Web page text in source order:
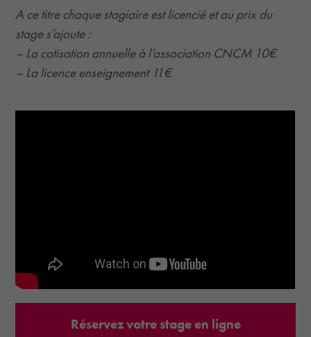
A ce titre chaque stagiaire est licencié et au prix du
stage s’ajoute :
– La cotisation annuelle à l’association CNCM 10€
– La licence enseignement 11€
Réservez votre stage en ligne